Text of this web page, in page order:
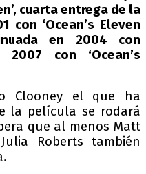
cuarta entrega de la
con ‘Ocean’s Eleven
en 2004 con
2007 con ‘Ocean’s
Clooney el que ha
la película se rodará
que al menos Matt
Roberts también